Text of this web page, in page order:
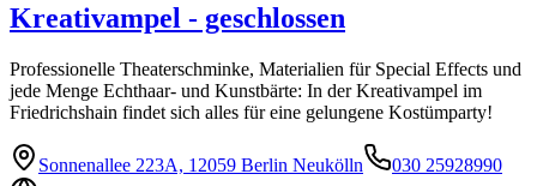
Kreativampel - geschlossen
Professionelle Theaterschminke, Materialien für Special Effects und
jede Menge Echthaar- und Kunstbärte: In der Kreativampel im
Friedrichshain findet sich alles für eine gelungene Kostümparty!
Sonnenallee 223A, 12059 Berlin Neukölln
030 25928990